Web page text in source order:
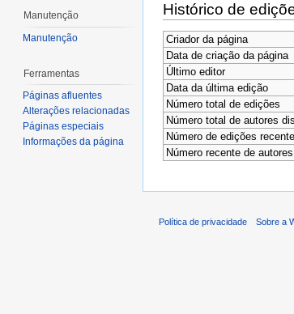
Histórico de
Criador da página
Data de criação da página
Último editor
Data da última edição
Número total de edições
Número total de autores
Número de edições
Número recente de
Manutenção
Manutenção
Ferramentas
Páginas afluentes
Alterações relacionadas
Páginas especiais
Informações da página
Política de privacidade Sobre a